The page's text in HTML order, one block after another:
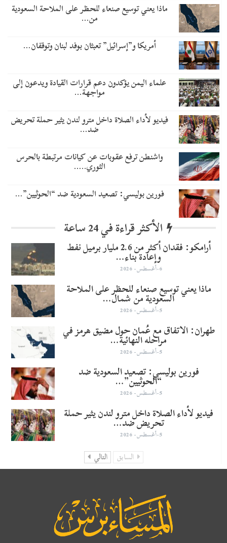
ماذا يعني توسيع صنعاء للحظر على الملاحة السعودية
من…
أمريكا و”إسرائيل” تعبثان بوفد لبنان وتوقفان…
علماء اليمن يؤكدون دعم قرارات القيادة ويدعون إلى
مواجهة…
فيديو لأداء الصلاة داخل مترو لندن يثير حملة تحريض
ضد…
واشنطن ترفع عقوبات عن كيانات مرتبطة بالحرس
الثوري..…
​فورين بوليسي: تصعيد السعودية ضد “الحوثيين”…
الأكثر قراءة في 24 ساعة
أرامكو: فقدان أكثر من 2.6 مليار برميل نفط
وإعادة بناء…
6-أغسطس- 2026
ماذا يعني توسيع صنعاء للحظر على الملاحة
السعودية من شمال…
5-أغسطس- 2026
طهران: الاتفاق مع عُمان حول مضيق هرمز في
مراحله النهائية…
5-أغسطس- 2026
​فورين بوليسي: تصعيد السعودية ضد
“الحوثيين”…
5-أغسطس- 2026
فيديو لأداء الصلاة داخل مترو لندن يثير حملة
تحريض ضد…
5-أغسطس- 2026
السابق التالي